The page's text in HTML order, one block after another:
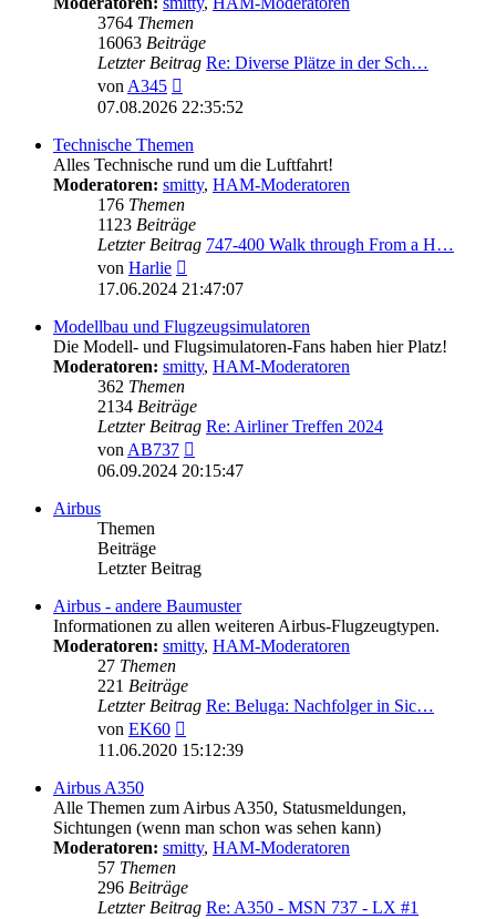
3764 Themen
16063 Beiträge
Letzter Beitrag Re: Diverse Plätze in der Sch…
vonA345
Beitrag
07.08.2026 22:35:52
Technische Themen
Alles Technische rund um die Luftfahrt!
Moderatoren: smitty, HAM-Moderatoren
176 Themen
1123 Beiträge
Letzter Beitrag 747-400 Walk through From a H…
von Harlie
Beitrag
17.06.2024 21:47:07
Modellbau und Flugzeugsimulatoren
Die Modell- und Flugsimulatoren-Fans haben hier Platz!
Moderatoren: smitty, HAM-Moderatoren
362 Themen
2134 Beiträge
Letzter Beitrag Re: Airliner Treffen 2024
vonAB737
Beitrag
06.09.2024 20:15:47
Airbus
Themen
Beiträge
Letzter Beitrag
Airbus - andere Baumuster
Informationen zu allen weiteren Airbus-Flugzeugtypen.
Moderatoren: smitty, HAM-Moderatoren
27 Themen
221 Beiträge
Letzter Beitrag Re: Beluga: Nachfolger in Sic…
von EK60
Beitrag
11.06.2020 15:12:39
Airbus A350
Alle Themen zum Airbus A350, Statusmeldungen,
Sichtungen (wenn man schon was sehen kann)
Moderatoren: smitty, HAM-Moderatoren
57 Themen
296 Beiträge
Letzter Beitrag Re: A350 - MSN 737 - LX #1